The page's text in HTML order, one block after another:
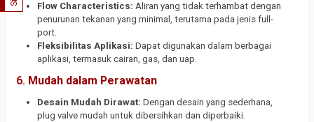
Flow Characteristics: Aliran yang tidak terhambat dengan
penurunan tekanan yang minimal, terutama pada jenis full-
port.
Fleksibilitas Aplikasi: Dapat digunakan dalam berbagai
aplikasi, termasuk cairan, gas, dan uap.
6. Mudah dalam Perawatan
Desain Mudah Dirawat: Dengan desain yang sederhana,
plug valve mudah untuk dibersihkan dan diperbaiki.